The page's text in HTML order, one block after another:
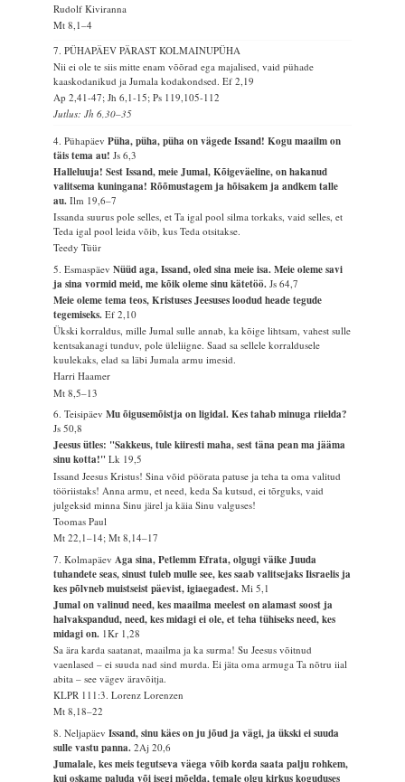
Rudolf Kiviranna
Mt 8,1–4
7. PÜHAPÄEV PÄRAST KOLMAINUPÜHA
Nii ei ole te siis mitte enam võõrad ega majalised, vaid pühade
kaaskodanikud ja Jumala kodakondsed.Ef 2,19
Ap 2,41-47; Jh 6,1-15; Ps 119,105-112
Jutlus: Jh 6,30–35
4. PühapäevPüha, püha, püha on vägede Issand! Kogu maailm on
täis tema au!Js 6,3
Halleluuja! Sest Issand, meie Jumal, Kõigeväeline, on hakanud
valitsema kuningana! Rõõmustagem ja hõisakem ja andkem talle
au.Ilm 19,6–7
Issanda suurus pole selles, et Ta igal pool silma torkaks, vaid selles, et
Teda igal pool leida võib, kus Teda otsitakse.
Teedy Tüür
5. EsmaspäevNüüd aga, Issand, oled sina meie isa. Meie oleme savi
ja sina vormid meid, me kõik oleme sinu kätetöö.Js 64,7
Meie oleme tema teos, Kristuses Jeesuses loodud heade tegude
tegemiseks.Ef 2,10
Ükski korraldus, mille Jumal sulle annab, ka kõige lihtsam, vahest sulle
kentsakanagi tunduv, pole üleliigne. Saad sa sellele korraldusele
kuulekaks, elad sa läbi Jumala armu imesid.
Harri Haamer
Mt 8,5–13
6. TeisipäevMu õigusemõistja on ligidal. Kes tahab minuga riielda?
Js 50,8
Jeesus ütles: "Sakkeus, tule kiiresti maha, sest täna pean ma jääma
sinu kotta!"Lk 19,5
Issand Jeesus Kristus! Sina võid pöörata patuse ja teha ta oma valitud
tööriistaks! Anna armu, et need, keda Sa kutsud, ei tõrguks, vaid
julgeksid minna Sinu järel ja käia Sinu valguses!
Toomas Paul
Mt 22,1–14; Mt 8,14–17
7. Kolmapäev Aga sina, Petlemm Efrata, olgugi väike Juuda
tuhandete seas, sinust tuleb mulle see, kes saab valitsejaks Iisraelis ja
kes põlvneb muistseist päevist, igiaegadest.Mi 5,1
Jumal on valinud need, kes maailma meelest on alamast soost ja
halvakspandud, need, kes midagi ei ole, et teha tühiseks need, kes
midagi on. 1Kr 1,28
Sa ära karda saatanat, maailma ja ka surma! Su Jeesus võitnud
vaenlased – ei suuda nad sind murda. Ei jäta oma armuga Ta nõtru iial
abita – see vägev äravõitja.
KLPR 111:3. Lorenz Lorenzen
Mt 8,18–22
8. NeljapäevIssand, sinu käes on ju jõud ja vägi, ja ükski ei suuda
sulle vastu panna.2Aj 20,6
Jumalale, kes meis tegutseva väega võib korda saata palju rohkem,
kui oskame paluda või isegi mõelda, temale olgu kirkus koguduses